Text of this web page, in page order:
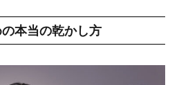
本当の乾かし方